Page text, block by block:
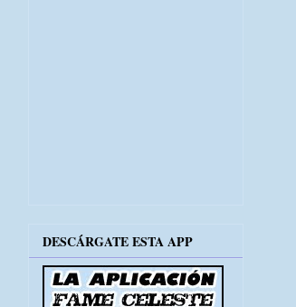
DESCÁRGATE ESTA APP